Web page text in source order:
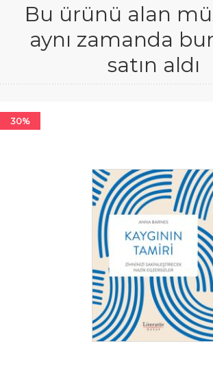
Bu ürünü alan
aynı zamanda
satın aldı
30%